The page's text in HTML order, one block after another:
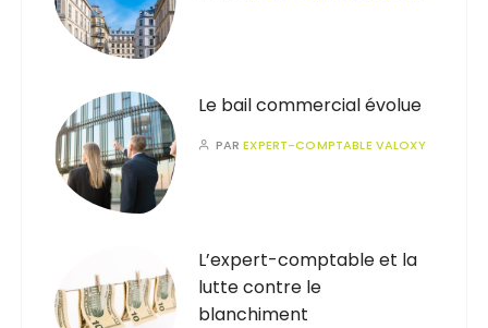
Le bail commercial évolue
PAREXPERT-COMPTABLE VALOXY
L’expert-comptable et la
lutte contre le
blanchiment